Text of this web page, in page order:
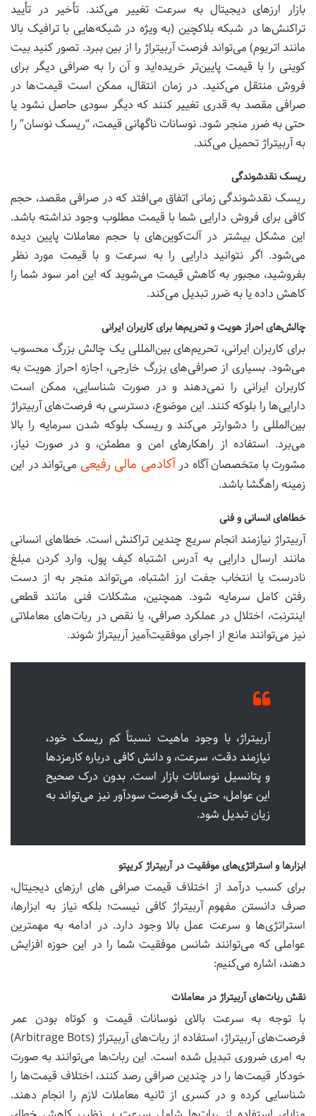
بازار ارزهای دیجیتال به سرعت تغییر می‌کند. تأخیر در تأیید
تراکنش‌ها در شبکه بلاکچین (به ویژه در شبکه‌هایی با ترافیک بالا
مانند اتریوم) می‌تواند فرصت آربیتراژ را از بین ببرد. تصور کنید بیت
کوینی را با قیمت پایین‌تر خریده‌اید و آن را به صرافی دیگر برای
فروش منتقل می‌کنید. در زمان انتقال، ممکن است قیمت‌ها در
صرافی مقصد به قدری تغییر کنند که دیگر سودی حاصل نشود یا
حتی به ضرر منجر شود. نوسانات ناگهانی قیمت، “ریسک نوسان” را
به آربیتراژ تحمیل می‌کند.
ریسک نقدشوندگی
ریسک نقدشوندگی زمانی اتفاق می‌افتد که در صرافی مقصد، حجم
کافی برای فروش دارایی شما با قیمت مطلوب وجود نداشته باشد.
این مشکل بیشتر در آلت‌کوین‌های با حجم معاملات پایین دیده
می‌شود. اگر نتوانید دارایی را به سرعت و با قیمت مورد نظر
بفروشید، مجبور به کاهش قیمت می‌شوید که این امر سود شما را
کاهش داده یا به ضرر تبدیل می‌کند.
چالش‌های احراز هویت و تحریم‌ها برای کاربران ایرانی
برای کاربران ایرانی، تحریم‌های بین‌المللی یک چالش بزرگ محسوب
می‌شود. بسیاری از صرافی‌های بزرگ خارجی، اجازه احراز هویت به
کاربران ایرانی را نمی‌دهند و در صورت شناسایی، ممکن است
دارایی‌ها را بلوکه کنند. این موضوع، دسترسی به فرصت‌های آربیتراژ
بین‌المللی را دشوارتر می‌کند و ریسک بلوکه شدن سرمایه را بالا
می‌برد. استفاده از راهکارهای امن و مطمئن، و در صورت نیاز،
مشورت با متخصصان آگاه درآکادمی مالی رفیعی می‌تواند در این
زمینه راهگشا باشد.
خطاهای انسانی و فنی
آربیتراژ نیازمند انجام سریع چندین تراکنش است. خطاهای انسانی
مانند ارسال دارایی به آدرس اشتباه کیف پول، وارد کردن مبلغ
نادرست یا انتخاب جفت ارز اشتباه، می‌تواند منجر به از دست
رفتن کامل سرمایه شود. همچنین، مشکلات فنی مانند قطعی
اینترنت، اختلال در عملکرد صرافی، یا نقص در ربات‌های معاملاتی
نیز می‌توانند مانع از اجرای موفقیت‌آمیز آربیتراژ شوند.
آربیتراژ، با وجود ماهیت نسبتاً کم ریسک خود،
نیازمند دقت، سرعت، و دانش کافی درباره کارمزدها
و پتانسیل نوسانات بازار است. بدون درک صحیح
این عوامل، حتی یک فرصت سودآور نیز می‌تواند به
زیان تبدیل شود.
ابزارها و استراتژی‌های موفقیت در آربیتراژ کریپتو
برای کسب درآمد از اختلاف قیمت صرافی های ارزهای دیجیتال،
صرف دانستن مفهوم آربیتراژ کافی نیست؛ بلکه نیاز به ابزارها،
استراتژی‌ها و سرعت عمل بالا وجود دارد. در ادامه به مهمترین
عواملی که می‌توانند شانس موفقیت شما را در این حوزه افزایش
دهند، اشاره می‌کنیم:
نقش ربات‌های آربیتراژ در معاملات
با توجه به سرعت بالای نوسانات قیمت و کوتاه بودن عمر
فرصت‌های آربیتراژ، استفاده از ربات‌های آربیتراژ (Arbitrage Bots)
به امری ضروری تبدیل شده است. این ربات‌ها می‌توانند به صورت
خودکار قیمت‌ها را در چندین صرافی رصد کنند، اختلاف قیمت‌ها را
شناسایی کرده و در کسری از ثانیه معاملات لازم را انجام دهند.